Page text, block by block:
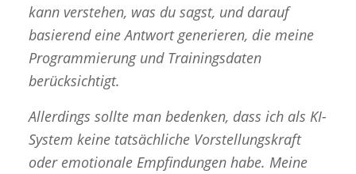
kann verstehen, was du sagst, und darauf
basierend eine Antwort generieren, die meine
Programmierung und Trainingsdaten
berücksichtigt.
Allerdings sollte man bedenken, dass ich als KI-
System keine tatsächliche Vorstellungskraft
oder emotionale Empfindungen habe. Meine